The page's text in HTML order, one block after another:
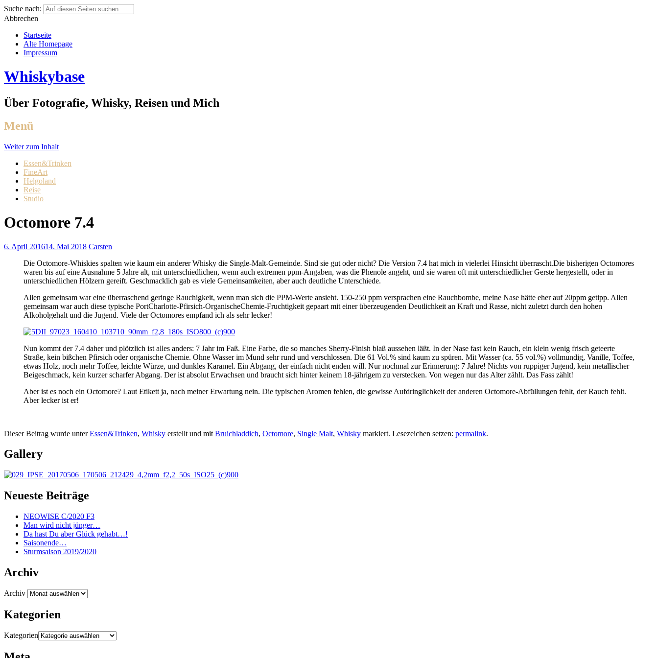
Suche nach:
Abbrechen
Startseite
Alte Homepage
Impressum
Whiskybase
Über Fotografie, Whisky, Reisen und Mich
Menü
Weiter zum Inhalt
Essen&Trinken
FineArt
Helgoland
Reise
Studio
Octomore 7.4
6. April 201614. Mai 2018 Carsten
Die Octomore-Whiskies spalten wie kaum ein anderer Whisky die Single-Malt-Gemeinde. Sind sie gut oder nicht? Die Version 7.4 hat mich in vielerlei Hinsicht überrascht.Die bisherigen Octomores
waren bis auf eine Ausnahme 5 Jahre alt, mit unterschiedlichen, wenn auch extremen ppm-Angaben, was die Phenole angeht, und sie waren oft mit unterschiedlicher Gerste hergestellt, oder in
unterschiedlichen Hölzern gereift. Geschmacklich gab es viele Gemeinsamkeiten, aber auch deutliche Unterschiede.
Allen gemeinsam war eine überraschend geringe Rauchigkeit, wenn man sich die PPM-Werte ansieht. 150-250 ppm versprachen eine Rauchbombe, meine Nase hätte eher auf 20ppm getipp. Allen
gemeinsam war auch diese typische PortCharlotte-Pfirsich-OrganischeChemie-Fruchtigkeit gepaart mit einer überzeugenden Deutlichkeit an Kraft und Rasse, nicht zuletzt durch den hohen
Alkoholgehalt und die Jugend. Viele der Octomores empfand ich als sehr lecker!
Nun kommt der 7.4 daher und plötzlich ist alles anders: 7 Jahr im Faß. Eine Farbe, die so manches Sherry-Finish blaß aussehen läßt. In der Nase fast kein Rauch, ein klein wenig frisch geteerte
Straße, kein bißchen Pfirsich oder organische Chemie. Ohne Wasser im Mund sehr rund und verschlossen. Die 61 Vol.% sind kaum zu spüren. Mit Wasser (ca. 55 vol.%) vollmundig, Vanille, Toffee,
etwas Holz, noch mehr Toffee, leichte Würze, und dunkles Karamel. Ein Abgang, der einfach nicht enden will. Nur nochmal zur Erinnerung: 7 Jahre! Nichts von ruppiger Jugend, kein metallischer
Beigeschmack, kein kurzer scharfer Abgang. Der ist absolut Erwachsen und braucht sich hinter keinem 18-jährigem zu verstecken. Von wegen nur das Alter zählt. Das Fass zählt!
Aber ist es noch ein Octomore? Laut Etikett ja, nach meiner Erwartung nein. Die typischen Aromen fehlen, die gewisse Aufdringlichkeit der anderen Octomore-Abfüllungen fehlt, der Rauch fehlt.
Aber lecker ist er!
Dieser Beitrag wurde unterEssen&Trinken, Whisky erstellt und mit Bruichladdich, Octomore, Single Malt, Whisky markiert. Lesezeichen setzen: permalink.
Gallery
Neueste Beiträge
NEOWISE C/2020 F3
Man wird nicht jünger…
Da hast Du aber Glück gehabt…!
Saisonende…
Sturmsaison 2019/2020
Archiv
Archiv
Kategorien
Kategorien